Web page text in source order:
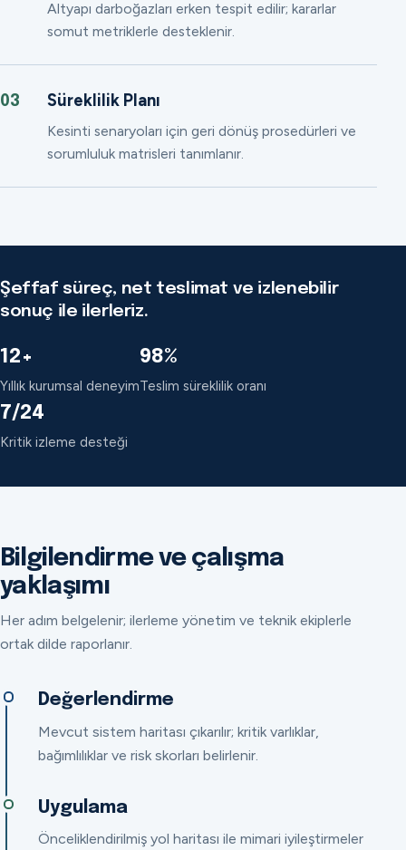
Altyapı darboğazları erken tespit edilir; kararlar
somut metriklerle desteklenir.
03 Süreklilik Planı
Kesinti senaryoları için geri dönüş prosedürleri ve
sorumluluk matrisleri tanımlanır.
Şeffaf süreç, net teslimat ve izlenebilir
sonuç ile ilerleriz.
12+
Yıllık kurumsal deneyim
98%
Teslim süreklilik oranı
7/24
Kritik izleme desteği
Bilgilendirme ve çalışma
yaklaşımı
Her adım belgelenir; ilerleme yönetim ve teknik ekiplerle
ortak dilde raporlanır.
Değerlendirme
Mevcut sistem haritası çıkarılır; kritik varlıklar,
bağımlılıklar ve risk skorları belirlenir.
Uygulama
Önceliklendirilmiş yol haritası ile mimari iyileştirmeler